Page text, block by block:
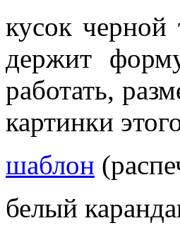
кусок
держит
работать,
картинки
шаблон
белый